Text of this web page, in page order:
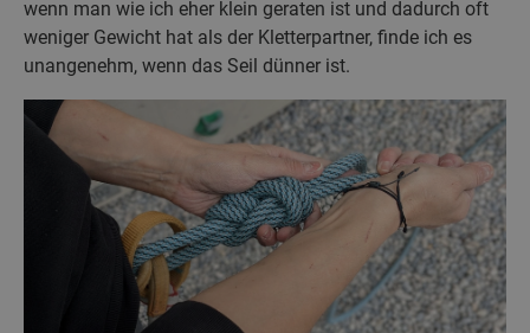
wenn man wie ich eher klein geraten ist und dadurch oft
weniger Gewicht hat als der Kletterpartner, finde ich es
unangenehm, wenn das Seil dünner ist.